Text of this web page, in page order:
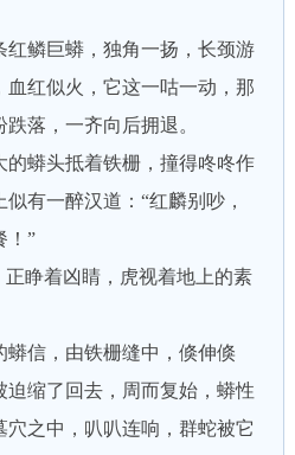
鳞巨蟒，独角一扬，长颈游
红似火，它这一咕一动，那
落，一齐向后拥退。
蟒头抵着铁栅，撞得咚咚作
有一醉汉道：“红麟别吵，
！”
睁着凶睛，虎视着地上的素
信，由铁栅缝中，倏伸倏
缩了回去，周而复始，蟒性
之中，叭叭连响，群蛇被它